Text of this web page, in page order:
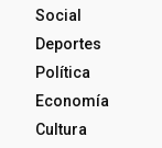
Social
Deportes
Política
Economía
Cultura